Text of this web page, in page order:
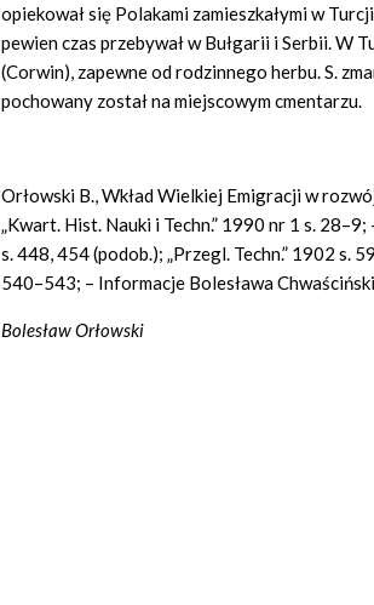
opiekował się Polakami zamieszkałymi w
pewien czas przebywał w Bułgarii i Serbii. W
(Corwin), zapewne od rodzinnego herbu. S.
pochowany został na miejscowym cmentarzu.
Orłowski B., Wkład Wielkiej Emigracji w
„Kwart. Hist. Nauki i Techn.” 1990 nr 1 s.
s. 448, 454 (podob.); „Przegl. Techn.” 1902 s.
540–543; – Informacje Bolesława
Bolesław Orłowski